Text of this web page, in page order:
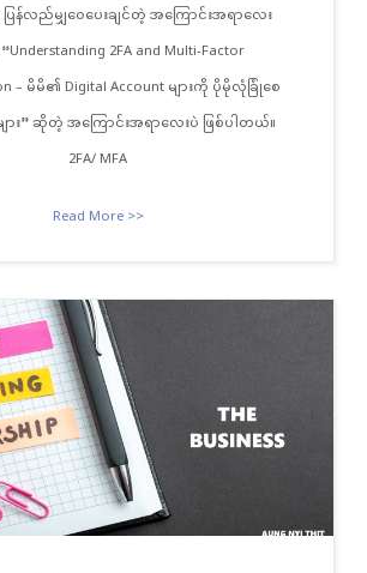
န်လည်မျှဝေပေးချင်တဲ့ အကြောင်းအရာလေး
2FA and Multi-Factor
– မိမိ၏ Digital Account များကို ပိုမိုလုံခြုံစေ
ား” ဆိုတဲ့ အကြောင်းအရာလေးပဲ ဖြစ်ပါတယ်။
2FA/ MFA
Read More >>